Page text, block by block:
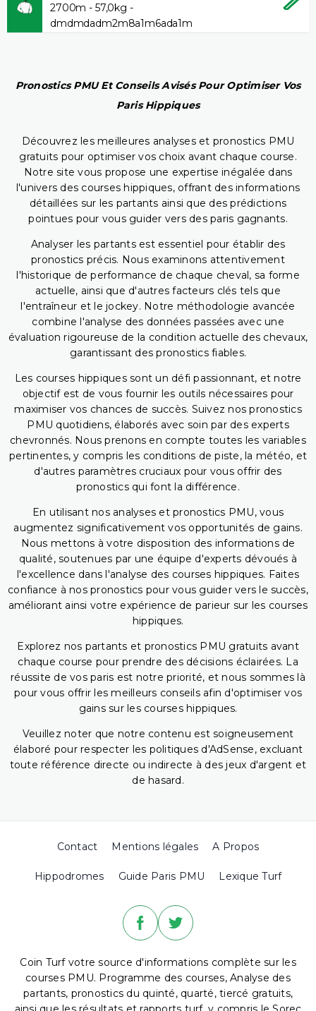
2700m - 57,0kg -
dmdmdadm2m8a1m6ada1m
Pronostics PMU Et Conseils Avisés Pour Optimiser Vos
Paris Hippiques
Découvrez les meilleures analyses et pronostics PMU
gratuits pour optimiser vos choix avant chaque course.
Notre site vous propose une expertise inégalée dans
l'univers des courses hippiques, offrant des informations
détaillées sur les partants ainsi que des prédictions
pointues pour vous guider vers des paris gagnants.
Analyser les partants est essentiel pour établir des
pronostics précis. Nous examinons attentivement
l'historique de performance de chaque cheval, sa forme
actuelle, ainsi que d'autres facteurs clés tels que
l'entraîneur et le jockey. Notre méthodologie avancée
combine l'analyse des données passées avec une
évaluation rigoureuse de la condition actuelle des chevaux,
garantissant des pronostics fiables.
Les courses hippiques sont un défi passionnant, et notre
objectif est de vous fournir les outils nécessaires pour
maximiser vos chances de succès. Suivez nos pronostics
PMU quotidiens, élaborés avec soin par des experts
chevronnés. Nous prenons en compte toutes les variables
pertinentes, y compris les conditions de piste, la météo, et
d'autres paramètres cruciaux pour vous offrir des
pronostics qui font la différence.
En utilisant nos analyses et pronostics PMU, vous
augmentez significativement vos opportunités de gains.
Nous mettons à votre disposition des informations de
qualité, soutenues par une équipe d'experts dévoués à
l'excellence dans l'analyse des courses hippiques. Faites
confiance à nos pronostics pour vous guider vers le succès,
améliorant ainsi votre expérience de parieur sur les courses
hippiques.
Explorez nos partants et pronostics PMU gratuits avant
chaque course pour prendre des décisions éclairées. La
réussite de vos paris est notre priorité, et nous sommes là
pour vous offrir les meilleurs conseils afin d'optimiser vos
gains sur les courses hippiques.
Veuillez noter que notre contenu est soigneusement
élaboré pour respecter les politiques d'AdSense, excluant
toute référence directe ou indirecte à des jeux d'argent et
de hasard.
Contact Mentions légales A Propos
Hippodromes Guide Paris PMU Lexique Turf
Coin Turf votre source d'informations complète sur les
courses PMU. Programme des courses, Analyse des
partants, pronostics du quinté, quarté, tiercé gratuits,